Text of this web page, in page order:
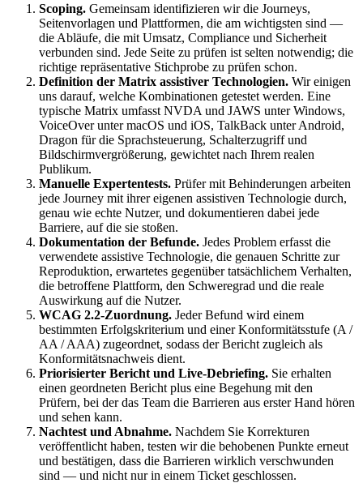
Scoping. Gemeinsam identifizieren wir die Journeys,
Seitenvorlagen und Plattformen, die am wichtigsten sind —
die Abläufe, die mit Umsatz, Compliance und Sicherheit
verbunden sind. Jede Seite zu prüfen ist selten notwendig; die
richtige repräsentative Stichprobe zu prüfen schon.
Definition der Matrix assistiver Technologien. Wir einigen
uns darauf, welche Kombinationen getestet werden. Eine
typische Matrix umfasst NVDA und JAWS unter Windows,
VoiceOver unter macOS und iOS, TalkBack unter Android,
Dragon für die Sprachsteuerung, Schalterzugriff und
Bildschirmvergrößerung, gewichtet nach Ihrem realen
Publikum.
Manuelle Expertentests. Prüfer mit Behinderungen arbeiten
jede Journey mit ihrer eigenen assistiven Technologie durch,
genau wie echte Nutzer, und dokumentieren dabei jede
Barriere, auf die sie stoßen.
Dokumentation der Befunde. Jedes Problem erfasst die
verwendete assistive Technologie, die genauen Schritte zur
Reproduktion, erwartetes gegenüber tatsächlichem Verhalten,
die betroffene Plattform, den Schweregrad und die reale
Auswirkung auf die Nutzer.
WCAG 2.2-Zuordnung. Jeder Befund wird einem
bestimmten Erfolgskriterium und einer Konformitätsstufe (A /
AA / AAA) zugeordnet, sodass der Bericht zugleich als
Konformitätsnachweis dient.
Priorisierter Bericht und Live-Debriefing. Sie erhalten
einen geordneten Bericht plus eine Begehung mit den
Prüfern, bei der das Team die Barrieren aus erster Hand hören
und sehen kann.
Nachtest und Abnahme. Nachdem Sie Korrekturen
veröffentlicht haben, testen wir die behobenen Punkte erneut
und bestätigen, dass die Barrieren wirklich verschwunden
sind — und nicht nur in einem Ticket geschlossen.